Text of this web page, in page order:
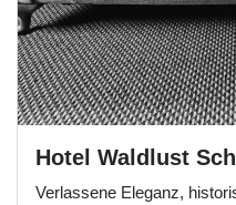
Hotel Waldlust
Verlassene Eleganz,